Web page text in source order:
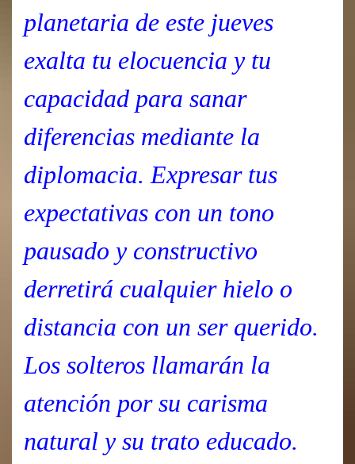
planetaria de este jueves
exalta tu elocuencia y tu
capacidad para sanar
diferencias mediante la
diplomacia. Expresar tus
expectativas con un tono
pausado y constructivo
derretirá cualquier hielo o
distancia con un ser querido.
Los solteros llamarán la
atención por su carisma
natural y su trato educado.